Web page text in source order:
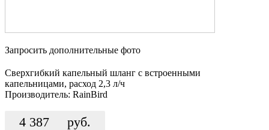
Запросить дополнительные фото
Сверхгибкий капельный шланг с встроенными
капельницами, расход 2,3 л/ч
Производитель: RainBird
4 387 руб.